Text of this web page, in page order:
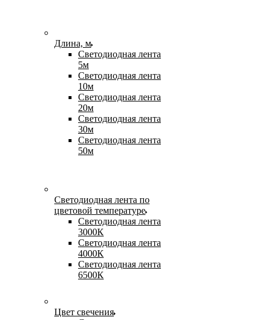
Длина, м
Светодиодная лента
5м
Светодиодная лента
10м
Светодиодная лента
20м
Светодиодная лента
30м
Светодиодная лента
50м
Светодиодная лента по
цветовой температуре
Светодиодная лента
3000К
Светодиодная лента
4000К
Светодиодная лента
6500К
Цвет свечения